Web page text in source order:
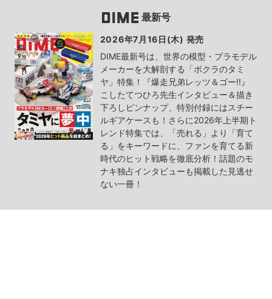
最新号
2026年7月16日(木) 発売
DIME最新号は、世界の模型・プラモデル
メーカーを大解剖する「ボクラのタミ
ヤ」特集！『爆走兄弟レッツ＆ゴー!!』
こしたてつひろ先生インタビュー＆描き
下ろしピンナップ、特別付録にはスチー
ルギアケースも！さらに2026年上半期ト
レンド特集では、「売れる」より「育て
る」をキーワードに、ファンを育てる新
時代のヒット戦略を徹底分析！話題のモ
ナキ独占インタビューも掲載した見逃せ
ない一冊！